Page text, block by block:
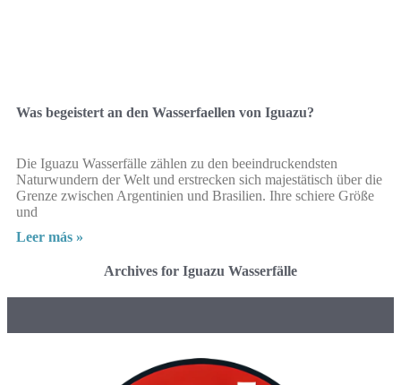
Was begeistert an den Wasserfaellen von Iguazu?
Die Iguazu Wasserfälle zählen zu den beeindruckendsten
Naturwundern der Welt und erstrecken sich majestätisch über die
Grenze zwischen Argentinien und Brasilien. Ihre schiere Größe
und
Leer más »
Archives for Iguazu Wasserfälle